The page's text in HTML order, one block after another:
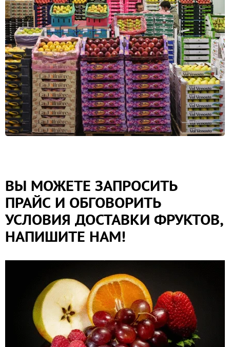
ВЫ МОЖЕТЕ ЗАПРОСИТЬ
ПРАЙС И ОБГОВОРИТЬ
УСЛОВИЯ ДОСТАВКИ ФРУКТОВ,
НАПИШИТЕ НАМ!